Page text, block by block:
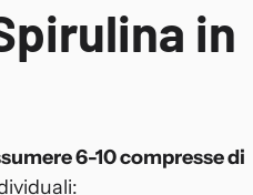
in
6-10 compresse di